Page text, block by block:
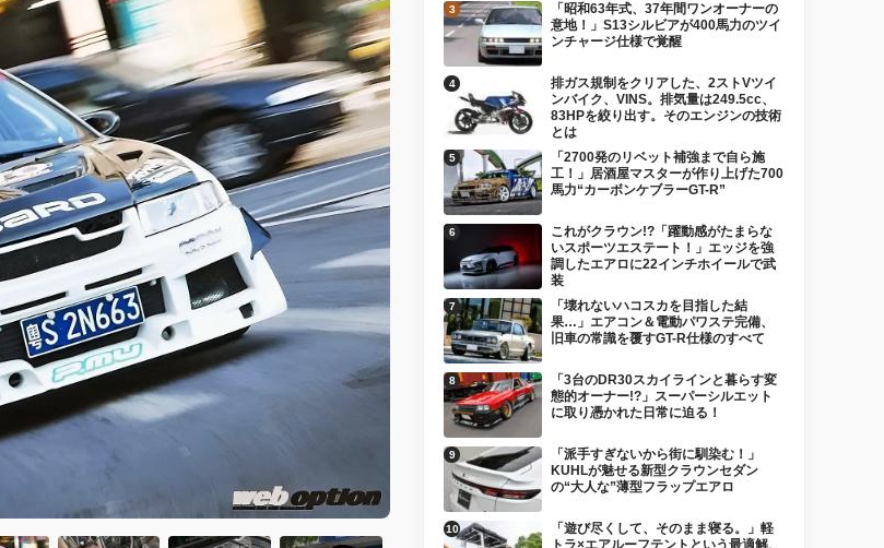
「昭和63年式、37年間ワンオーナーの
意地！」S13シルビアが400馬力のツイ
ンチャージ仕様で覚醒
排ガス規制をクリアした、2ストVツイ
ンバイク、VINS。排気量は249.5cc、
83HPを絞り出す。そのエンジンの技術
とは
「2700発のリベット補強まで自ら施
工！」居酒屋マスターが作り上げた700
馬力“カーボンケブラーGT-R”
これがクラウン!?「躍動感がたまらな
いスポーツエステート！」エッジを強
調したエアロに22インチホイールで武
装
「壊れないハコスカを目指した結
果…」エアコン＆電動パワステ完備、
旧車の常識を覆すGT-R仕様のすべて
「3台のDR30スカイラインと暮らす変
態的オーナー!?」スーパーシルエット
に取り憑かれた日常に迫る！
「派手すぎないから街に馴染む！」
KUHLが魅せる新型クラウンセダン
の“大人な”薄型フラップエアロ
「遊び尽くして、そのまま寝る。」軽
トラ×エアルーフテントという最適解、